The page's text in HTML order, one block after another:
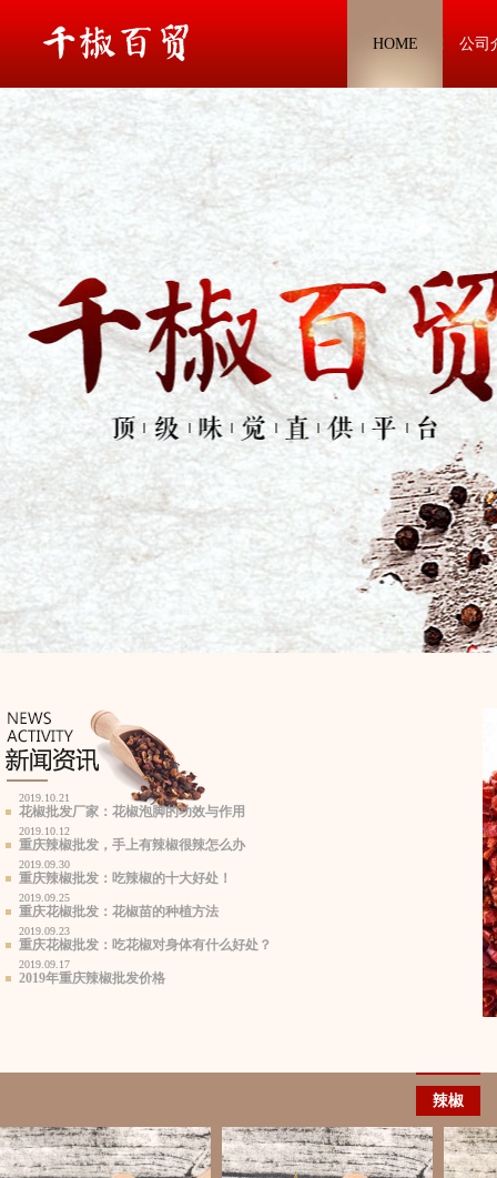
HOME 公司
2019.10.21
花椒批发厂家：花椒泡脚的功效与作用
2019.10.12
重庆辣椒批发，手上有辣椒很辣怎么办
2019.09.30
重庆辣椒批发：吃辣椒的十大好处！
2019.09.25
重庆花椒批发：花椒苗的种植方法
2019.09.23
重庆花椒批发：吃花椒对身体有什么好处？
2019.09.17
2019年重庆辣椒批发价格
辣椒